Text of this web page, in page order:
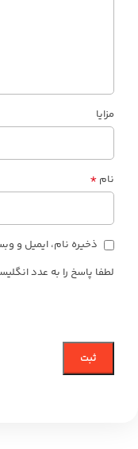
مزایا
نام *
ذخیره نام، ایمیل و
لطفا پاسخ را به عدد